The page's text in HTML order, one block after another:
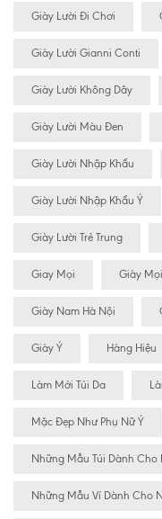
Giày Lười Đi Chơi
Giày Lười Gianni Conti
Giày Lười Không Dây
Giày Lười Màu Đen
Giày Lười Nhập Khẩu
Giày Lười Nhập Khẩu Ý
Giày Lười Trẻ Trung
Giay Mọi Giày Mọi
Giày Nam Hà Nội
Giày Ý Hàng Hiệu
Làm Mới Túi Da
Mặc Đẹp Như Phụ Nữ Ý
Những Mẫu Túi Dành Cho
Những Mẫu Ví Dành Cho